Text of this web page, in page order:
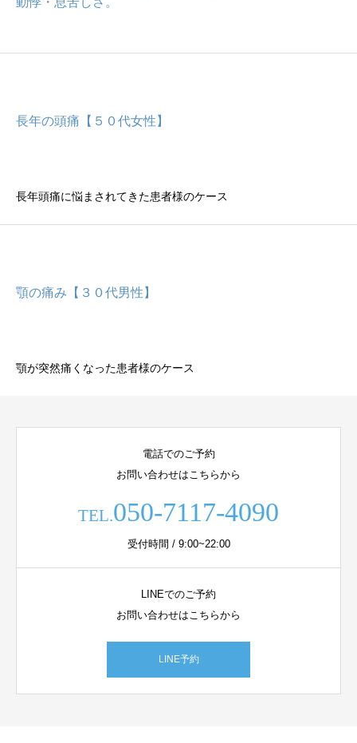
長年の頭痛【５０代女性】
長年頭痛に悩まされてきた患者様のケース
顎の痛み【３０代男性】
顎が突然痛くなった患者様のケース
電話でのご予約
お問い合わせはこちらから
TEL.050-7117-4090
受付時間 / 9:00~22:00
LINEでのご予約
お問い合わせはこちらから
LINE予約